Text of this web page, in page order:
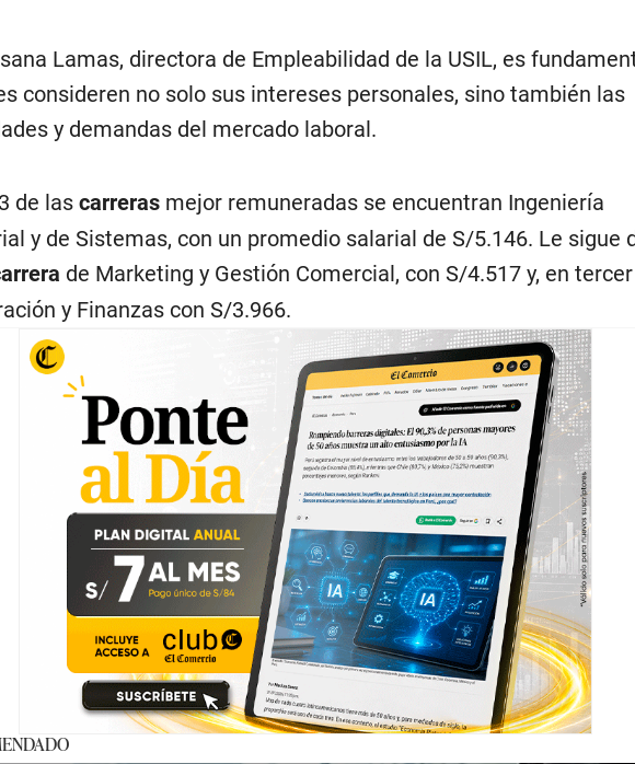
Lamas, directora de Empleabilidad de la USIL, es
consideren no solo sus intereses personales, sino también las
y demandas del mercado laboral.
de las carrerasmejor remuneradas se encuentran Ingeniería
y de Sistemas, con un promedio salarial de S/5.146. Le sigue
de Marketing y Gestión Comercial, con S/4.517 y, en
y Finanzas con S/3.966.